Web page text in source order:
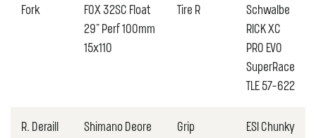
Fork
FOX 32SC Float
29" Perf 100mm
15x110
Tire R
Schwalbe
RICK XC
PRO EVO
SuperRace
TLE 57-622
R. Deraill
Shimano Deore
Grip
ESI Chunky